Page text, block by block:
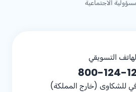
الاجتماعية
التسويقي
800-124-
للشكاوى (خارج المملكة)